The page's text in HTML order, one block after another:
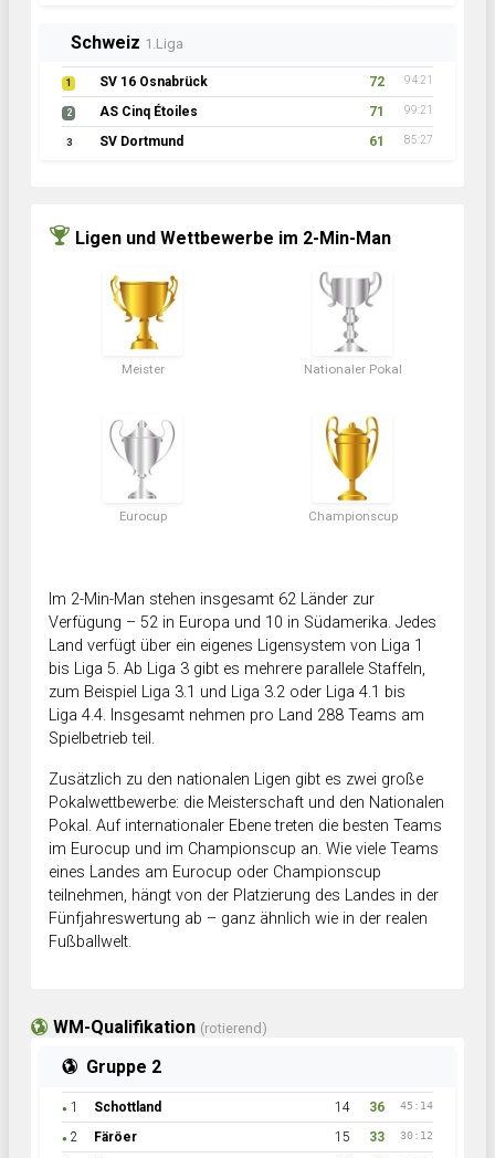
Irland1.Liga
1 Ireland Fighters 71 94:17
2 Drogheda Thunder 69 87:24
3 SG FireFighters 56 75:25
Ligen und Wettbewerbe im 2-Min-Man
Meister Nationaler Pokal
Eurocup Championscup
Im 2-Min-Man stehen insgesamt 62 Länder zur
Verfügung – 52 in Europa und 10 in Südamerika. Jedes
Land verfügt über ein eigenes Ligensystem von Liga 1
bis Liga 5. Ab Liga 3 gibt es mehrere parallele Staffeln,
zum Beispiel Liga 3.1 und Liga 3.2 oder Liga 4.1 bis
Liga 4.4. Insgesamt nehmen pro Land 288 Teams am
Spielbetrieb teil.
Zusätzlich zu den nationalen Ligen gibt es zwei große
Pokalwettbewerbe: die Meisterschaft und den Nationalen
Pokal. Auf internationaler Ebene treten die besten Teams
im Eurocup und im Championscup an. Wie viele Teams
eines Landes am Eurocup oder Championscup
teilnehmen, hängt von der Platzierung des Landes in der
Fünfjahreswertung ab – ganz ähnlich wie in der realen
Fußballwelt.
WM-Qualifikation (rotierend)
Gruppe 2
● 1 Schottland 14 36 45:14
● 2 Färöer 15 33 30:12